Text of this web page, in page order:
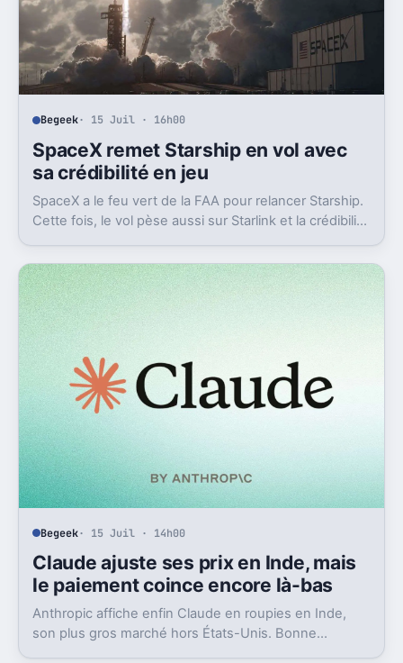
Begeek· 15 Juil · 16h00
SpaceX remet Starship en vol avec
sa crédibilité en jeu
SpaceX a le feu vert de la FAA pour relancer Starship.
Cette fois, le vol pèse aussi sur Starlink et la crédibilité
Begeek· 15 Juil · 14h00
Claude ajuste ses prix en Inde, mais
le paiement coince encore là-bas
Anthropic affiche enfin Claude en roupies en Inde,
son plus gros marché hors États-Unis. Bonne